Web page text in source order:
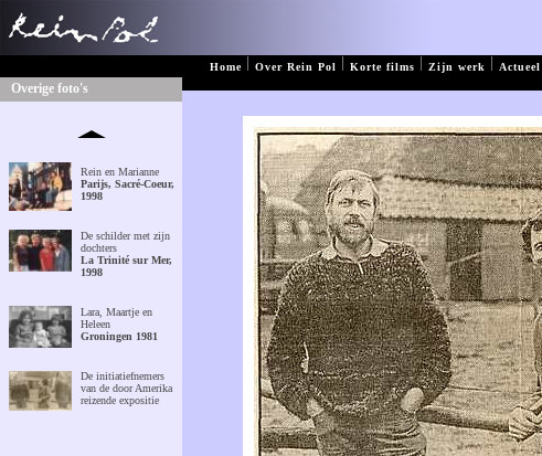
Overige foto's
Rein en Marianne
Parijs, Sacré-Coeur,
1998
De schilder met zijn
dochters
La Trinité sur Mer,
1998
Lara, Maartje en
Heleen
Groningen 1981
De initiatiefnemers
van de door Amerika
reizende expositie
Home Over Rein Pol Korte films Zijn werk Actueel